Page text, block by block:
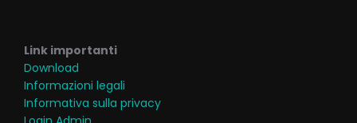
Link importanti
Download
Informazioni legali
Informativa sulla privacy